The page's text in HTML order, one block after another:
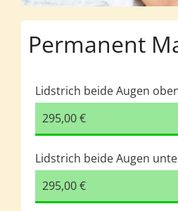
Permanent
Lidstrich beide Augen
295,00 €
Lidstrich beide Augen
295,00 €